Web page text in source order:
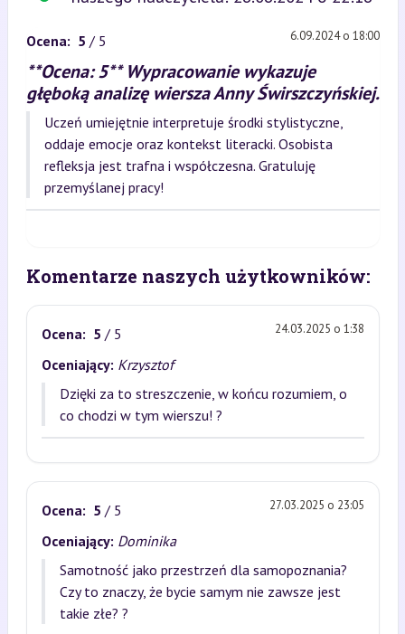
Ocena: 5 / 5 6.09.2024 o 18:00
**Ocena: 5** Wypracowanie wykazuje
głęboką analizę wiersza Anny Świrszczyńskiej.
Uczeń umiejętnie interpretuje środki stylistyczne,
oddaje emocje oraz kontekst literacki. Osobista
refleksja jest trafna i współczesna. Gratuluję
przemyślanej pracy!
Komentarze naszych użytkowników:
Ocena: 5 / 5 24.03.2025 o 1:38
Oceniający: Krzysztof
Dzięki za to streszczenie, w końcu rozumiem, o
co chodzi w tym wierszu! ?
Ocena: 5 / 5 27.03.2025 o 23:05
Oceniający: Dominika
Samotność jako przestrzeń dla samopoznania?
Czy to znaczy, że bycie samym nie zawsze jest
takie złe? ?